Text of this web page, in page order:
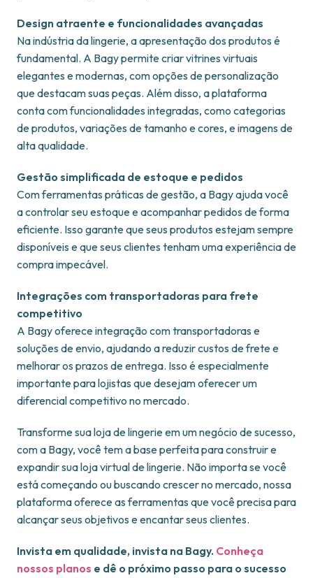
Design atraente e funcionalidades avançadas
Na indústria da lingerie, a apresentação dos produtos é
fundamental. A Bagy permite criar vitrines virtuais
elegantes e modernas, com opções de personalização
que destacam suas peças. Além disso, a plataforma
conta com funcionalidades integradas, como categorias
de produtos, variações de tamanho e cores, e imagens de
alta qualidade.
Gestão simplificada de estoque e pedidos
Com ferramentas práticas de gestão, a Bagy ajuda você
a controlar seu estoque e acompanhar pedidos de forma
eficiente. Isso garante que seus produtos estejam sempre
disponíveis e que seus clientes tenham uma experiência de
compra impecável.
Integrações com transportadoras para frete
competitivo
A Bagy oferece integração com transportadoras e
soluções de envio, ajudando a reduzir custos de frete e
melhorar os prazos de entrega. Isso é especialmente
importante para lojistas que desejam oferecer um
diferencial competitivo no mercado.
Transforme sua loja de lingerie em um negócio de sucesso,
com a Bagy, você tem a base perfeita para construir e
expandir sua loja virtual de lingerie. Não importa se você
está começando ou buscando crescer no mercado, nossa
plataforma oferece as ferramentas que você precisa para
alcançar seus objetivos e encantar seus clientes.
Invista em qualidade, invista na Bagy. Conheça
nossos planos e dê o próximo passo para o sucesso